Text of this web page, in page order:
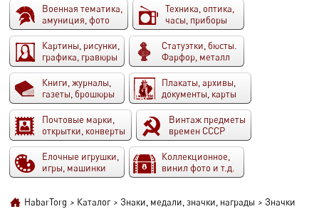
Военная тематика,
амуниция, фото
Техника, оптика,
часы, приборы
Картины, рисунки,
графика, гравюры
Статуэтки, бюсты.
Фарфор, металл
Книги, журналы,
газеты, брошюры
Плакаты, архивы,
документы, карты
Почтовые марки,
открытки, конверты
Винтаж предметы
времен СССР
Елочные игрушки,
игры, машинки
Коллекционное,
винил фото и т.д.
HabarTorg > Каталог > Знаки, медали, значки, награды > Значки